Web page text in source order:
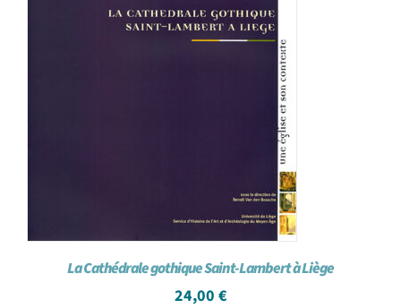
La Cathédrale gothique Saint-Lambert à Liège
24,00 €